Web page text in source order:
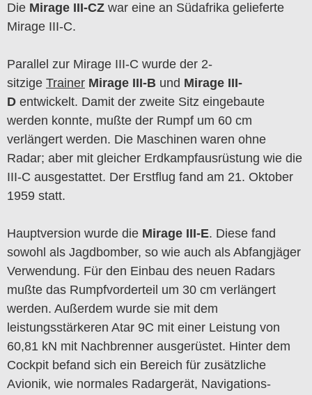
Die Mirage III-CZ war eine an Südafrika gelieferte
Mirage III-C.
Parallel zur Mirage III-C wurde der 2-
sitzige Trainer Mirage III-B und Mirage III-
D entwickelt. Damit der zweite Sitz eingebaute
werden konnte, mußte der Rumpf um 60 cm
verlängert werden. Die Maschinen waren ohne
Radar; aber mit gleicher Erdkampfausrüstung wie die
III-C ausgestattet. Der Erstflug fand am 21. Oktober
1959 statt.
Hauptversion wurde die Mirage III-E. Diese fand
sowohl als Jagdbomber, so wie auch als Abfangjäger
Verwendung. Für den Einbau des neuen Radars
mußte das Rumpfvorderteil um 30 cm verlängert
werden. Außerdem wurde sie mit dem
leistungsstärkeren Atar 9C mit einer Leistung von
60,81 kN mit Nachbrenner ausgerüstet. Hinter dem
Cockpit befand sich ein Bereich für zusätzliche
Avionik, wie normales Radargerät, Navigations-